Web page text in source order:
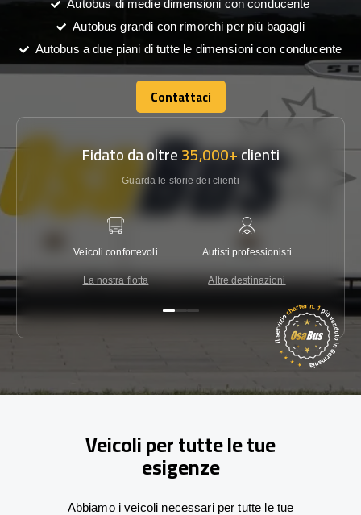
Autobus di medie dimensioni con conducente
Autobus grandi con rimorchi per più bagagli
Autobus a due piani di tutte le dimensioni con conducente
Contattaci
Contattaci
Fidato da oltre35,000+clienti
Guarda le storie dei clienti
Veicoli confortevoli
La nostra flotta
Autisti professionisti
Altre destinazioni
Veicoli per tutte le tue
esigenze
Abbiamo i veicoli necessari per tutte le tue